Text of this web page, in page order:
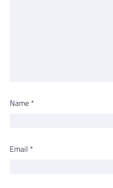
Name *
Email *